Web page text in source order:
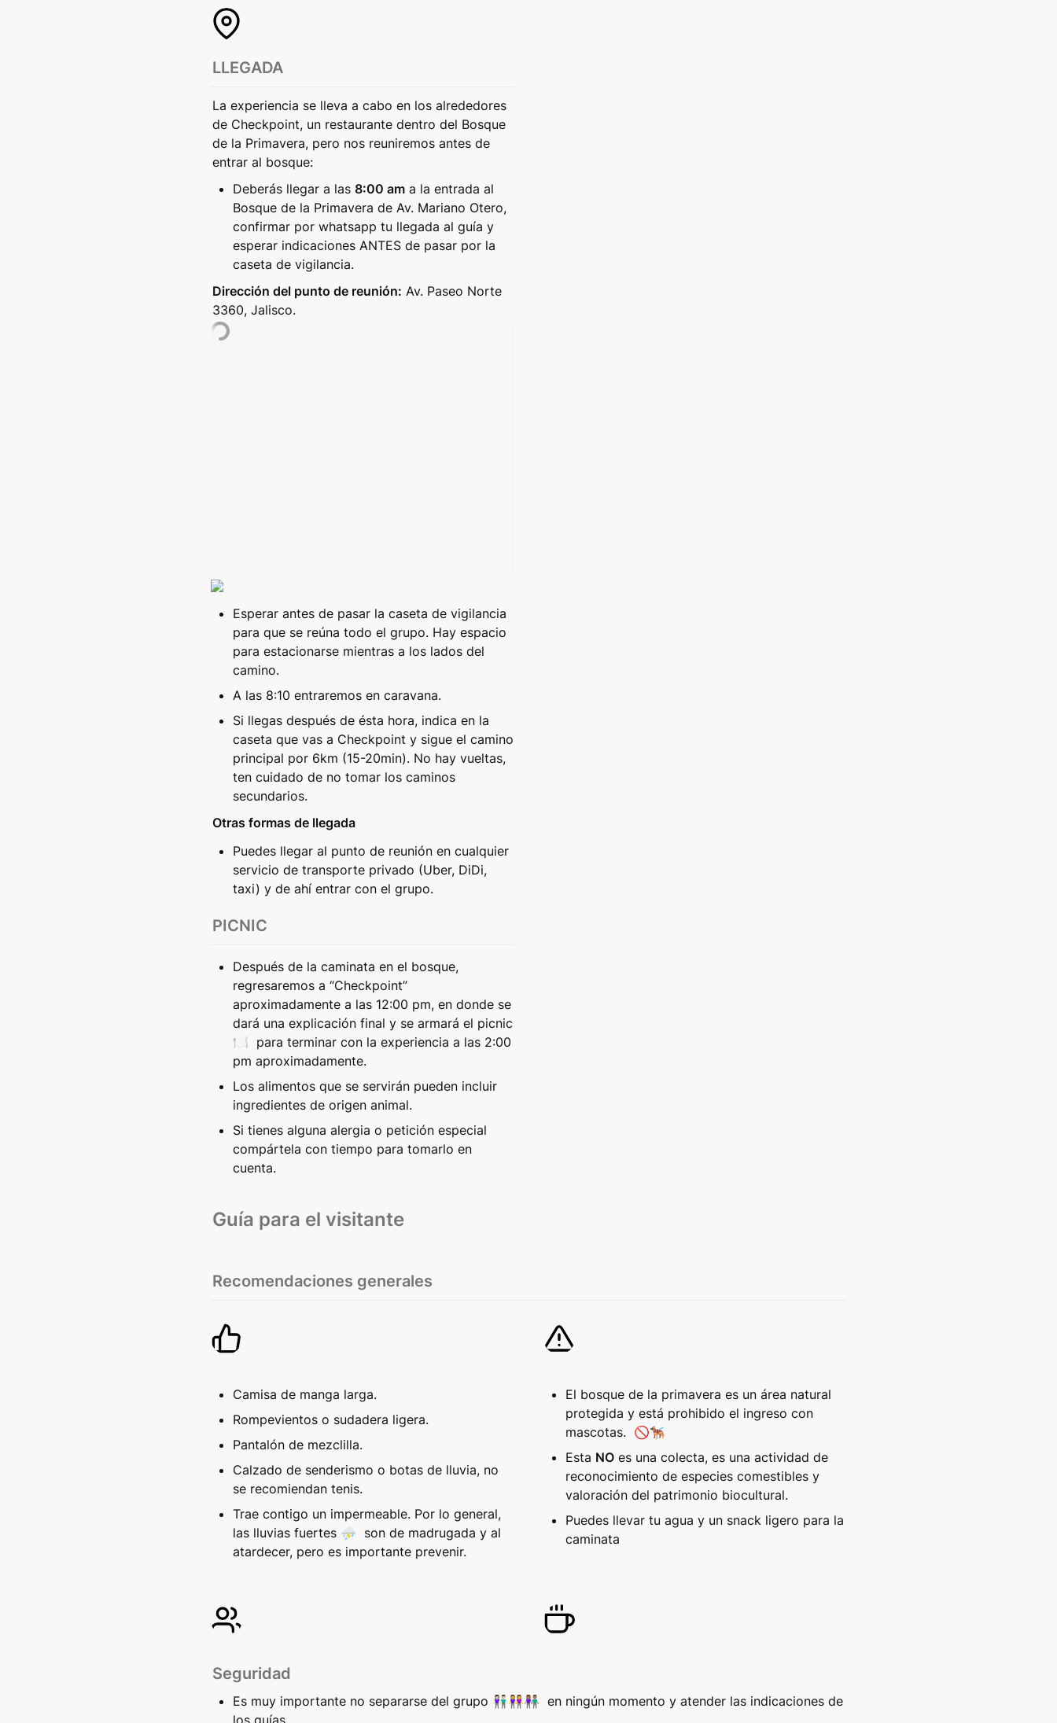
LLEGADA
La experiencia se lleva a cabo en los alrededores
de Checkpoint, un restaurante dentro del Bosque
de la Primavera, pero nos reuniremos antes de
entrar al bosque:
Deberás llegar a las 8:00 am a la entrada al
Bosque de la Primavera de Av. Mariano Otero,
confirmar por whatsapp tu llegada al guía y
esperar indicaciones ANTES de pasar por la
caseta de vigilancia.
Dirección del punto de reunión: Av. Paseo Norte
3360, Jalisco.
Esperar antes de pasar la caseta de vigilancia
para que se reúna todo el grupo. Hay espacio
para estacionarse mientras a los lados del
camino.
A las 8:10 entraremos en caravana.
Si llegas después de ésta hora, indica en la
caseta que vas a Checkpoint y sigue el camino
principal por 6km (15-20min). No hay vueltas,
ten cuidado de no tomar los caminos
secundarios.
Otras formas de llegada
Puedes llegar al punto de reunión en cualquier
servicio de transporte privado (Uber, DiDi,
taxi) y de ahí entrar con el grupo.
PICNIC
Después de la caminata en el bosque,
regresaremos a “Checkpoint”
aproximadamente a las 12:00 pm, en donde se
dará una explicación final y se armará el picnic
🍽️  para terminar con la experiencia a las 2:00
pm aproximadamente.
Los alimentos que se servirán pueden incluir
ingredientes de origen animal.
Si tienes alguna alergia o petición especial
compártela con tiempo para tomarlo en
cuenta.
Guía para el visitante
Recomendaciones generales
Camisa de manga larga.
Rompevientos o sudadera ligera.
Pantalón de mezclilla.
Calzado de senderismo o botas de lluvia, no
se recomiendan tenis.
Trae contigo un impermeable. Por lo general,
las lluvias fuertes ⛈️  son de madrugada y al
atardecer, pero es importante prevenir.
El bosque de la primavera es un área natural
protegida y está prohibido el ingreso con
mascotas.  🚫🐕‍🦺
Esta NO es una colecta, es una actividad de
reconocimiento de especies comestibles y
valoración del patrimonio biocultural.
Puedes llevar tu agua y un snack ligero para la
caminata
Seguridad
Es muy importante no separarse del grupo 👫🏻👭👫🏽  en ningún momento y atender las indicaciones de
los guías.